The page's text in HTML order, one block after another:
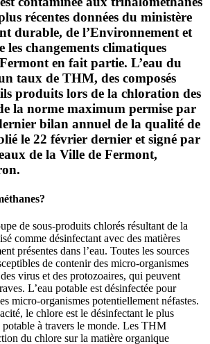
récentes données du ministère
durable, de l’Environnement et
les changements climatiques
en fait partie. L’eau du
taux de THM, des composés
produits lors de la chloration des
la norme maximum permise par
bilan annuel de la qualité de
le 22 février dernier et signé par
de la Ville de Fermont,
de sous-produits chlorés résultant de la
comme désinfectant avec des matières
présentes dans l’eau. Toutes les sources
de contenir des micro-organismes
virus et des protozoaires, qui peuvent
L’eau potable est désinfectée pour
micro-organismes potentiellement néfastes.
le chlore est le désinfectant le plus
potable à travers le monde. Les THM
du chlore sur la matière organique